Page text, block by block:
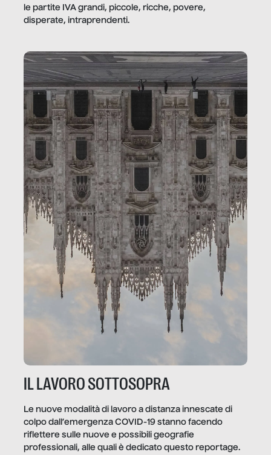
le partite IVA grandi, piccole, ricche, povere,
disperate, intraprendenti.
IL LAVORO SOTTOSOPRA
Le nuove modalità di lavoro a distanza innescate di
colpo dall’emergenza COVID-19 stanno facendo
riflettere sulle nuove e possibili geografie
professionali, alle quali è dedicato questo reportage.